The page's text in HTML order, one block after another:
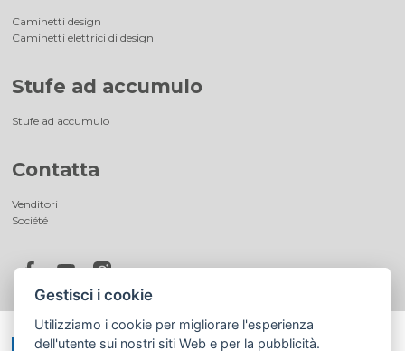
Caminetti design
Caminetti elettrici di design
Stufe ad accumulo
Stufe ad accumulo
Contatta
Venditori
Société
Gestisci i cookie
Utilizziamo i cookie per migliorare l'esperienza
dell'utente sui nostri siti Web e per la pubblicità.